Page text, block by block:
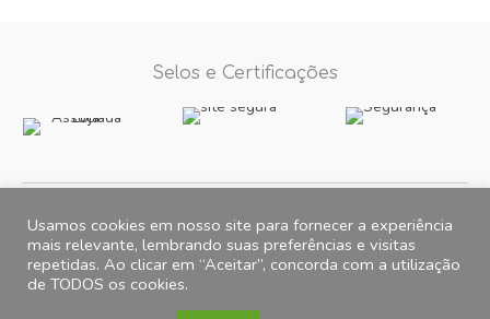
Selos e Certificações
Fotos e imagens meramente ilustrativas, 2012© 2026 Magazine do
Adesivo. All Rights Reserved. CNPJ 15.257.475.0001/35 Endereço para
Usamos cookies em nosso site para fornecer a experiência
mais relevante, lembrando suas preferências e visitas
repetidas. Ao clicar em “Aceitar”, concorda com a utilização
de TODOS os cookies.